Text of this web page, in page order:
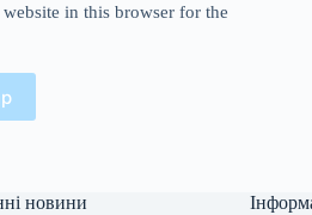
in this browser for the
новини